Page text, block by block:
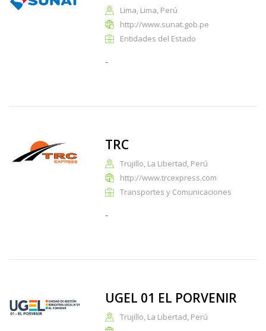
Lima, Lima, Perú
http://www.sunat.gob.pe
Entidades del Estado
-
TRC
Trujillo, La Libertad, Perú
http://www.trcexpress.com
Transportes y Comunicaciones
-
UGEL 01 EL PORVENIR
Trujillo, La Libertad, Perú